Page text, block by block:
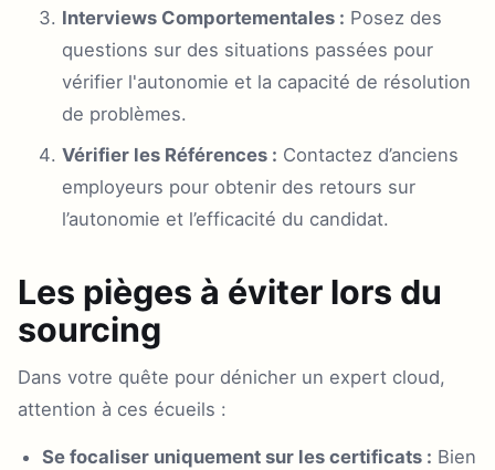
Interviews Comportementales : Posez des
questions sur des situations passées pour
vérifier l'autonomie et la capacité de résolution
de problèmes.
Vérifier les Références : Contactez d’anciens
employeurs pour obtenir des retours sur
l’autonomie et l’efficacité du candidat.
Les pièges à éviter lors du
sourcing
Dans votre quête pour dénicher un expert cloud,
attention à ces écueils :
Se focaliser uniquement sur les certificats : Bien